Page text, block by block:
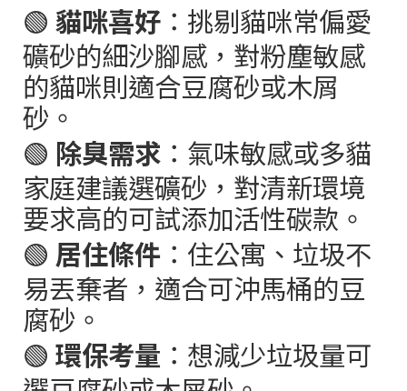
🟢 貓咪喜好 ：挑剔貓咪常偏愛
礦砂的細沙腳感，對粉塵敏感
的貓咪則適合豆腐砂或木屑
砂。
🟢 除臭需求 ：氣味敏感或多貓
家庭建議選礦砂，對清新環境
要求高的可試添加活性碳款。
🟢 居住條件 ：住公寓、垃圾不
易丟棄者，適合可沖馬桶的豆
腐砂。
🟢 環保考量 ：想減少垃圾量可